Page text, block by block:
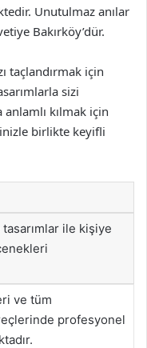
Unutulmaz anılar
Bakırköy’dür.
taçlandırmak için
sizi
kılmak için
birlikte keyifli
ile kişiye
ve tüm
profesyonel